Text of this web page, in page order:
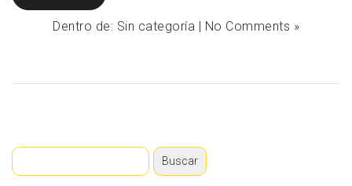
Dentro de: Sin categoría | No Comments »
Buscar: